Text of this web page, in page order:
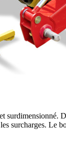
surcharges. Le